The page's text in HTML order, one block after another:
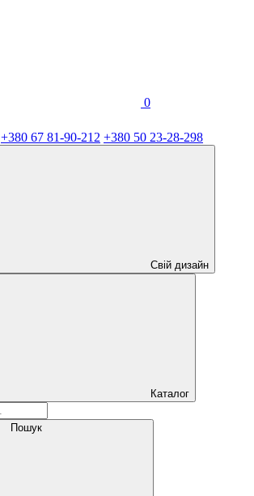
0
+380 67 81-90-212 +380 50 23-28-298
Свій дизайн
Каталог
Пошук